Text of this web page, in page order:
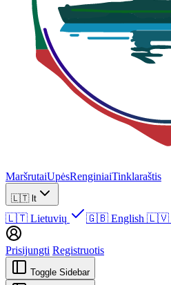
MaršrutaiUpėsRenginiaiTinklaraštis
🇱🇹 lt
🇱🇹 Lietuvių 🇬🇧 English 🇱🇻
Prisijungti Registruotis
Toggle Sidebar